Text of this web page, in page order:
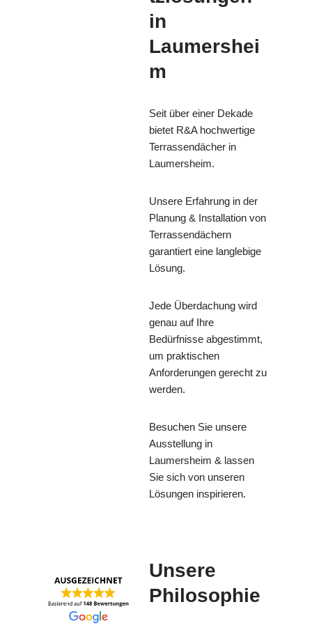
in
Laumershei
m
Seit über einer Dekade
bietet R&A hochwertige
Terrassendächer in
Laumersheim.
Unsere Erfahrung in der
Planung & Installation von
Terrassendächern
garantiert eine langlebige
Lösung.
Jede Überdachung wird
genau auf Ihre
Bedürfnisse abgestimmt,
um praktischen
Anforderungen gerecht zu
werden.
Besuchen Sie unsere
Ausstellung in
Laumersheim & lassen
Sie sich von unseren
Lösungen inspirieren.
Unsere
Philosophie